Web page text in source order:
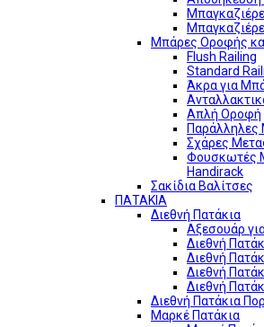
Μπάρες Οροφής
Flush Railing
Standard
Άκρα για
Απλή Οροφή
Σχάρες
Φουσκωτές
Handirack
Σακίδια Βαλίτσες
ΠΑΤΑΚΙΑ
Διεθνή Πατάκια
Αξεσουάρ
Διεθνή
Διεθνή
Διεθνή
Διεθνή
Διεθνή Πατάκια
Μαρκέ Πατάκια